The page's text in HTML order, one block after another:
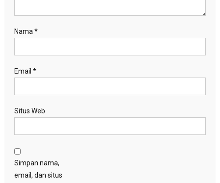
Nama*
Email *
Situs Web
Simpan nama,
email, dan situs